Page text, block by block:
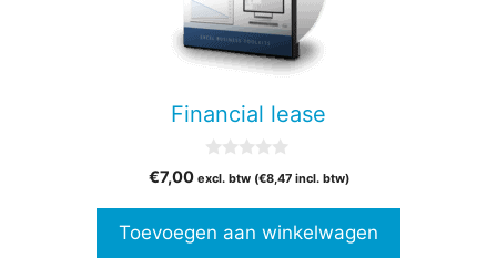
Financial lease
v
5
€7,00 excl. btw (€8,47incl. btw)
Toevoegen aan winkelwagen